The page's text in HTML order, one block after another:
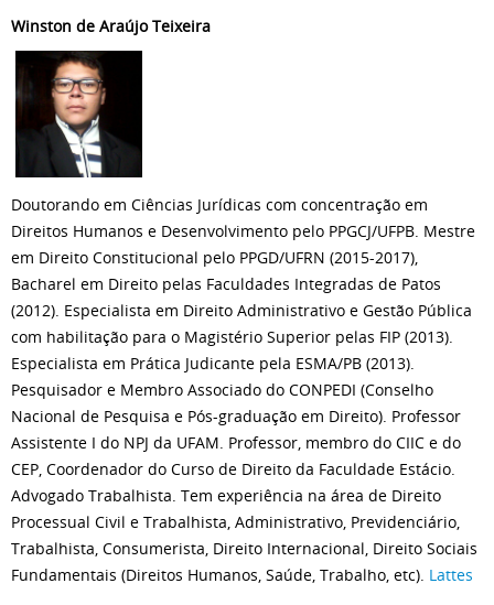
Winston de Araújo Teixeira
Doutorando em Ciências Jurídicas com concentração em
Direitos Humanos e Desenvolvimento pelo PPGCJ/UFPB. Mestre
em Direito Constitucional pelo PPGD/UFRN (2015-2017),
Bacharel em Direito pelas Faculdades Integradas de Patos
(2012). Especialista em Direito Administrativo e Gestão Pública
com habilitação para o Magistério Superior pelas FIP (2013).
Especialista em Prática Judicante pela ESMA/PB (2013).
Pesquisador e Membro Associado do CONPEDI (Conselho
Nacional de Pesquisa e Pós-graduação em Direito). Professor
Assistente I do NPJ da UFAM. Professor, membro do CIIC e do
CEP, Coordenador do Curso de Direito da Faculdade Estácio.
Advogado Trabalhista. Tem experiência na área de Direito
Processual Civil e Trabalhista, Administrativo, Previdenciário,
Trabalhista, Consumerista, Direito Internacional, Direito Sociais
Fundamentais (Direitos Humanos, Saúde, Trabalho, etc). Lattes